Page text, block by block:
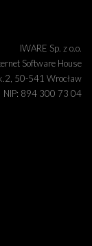
IWARE Sp. z o.o.
Software House
50-541 Wrocław
NIP: 894 300 73 04